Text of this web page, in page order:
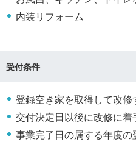
内装リフォーム
受付条件
登録空き家を取得して改修
交付決定日以後に改修に
事業完了日の属する年度